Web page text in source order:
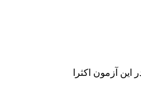
آزمون اکثرا